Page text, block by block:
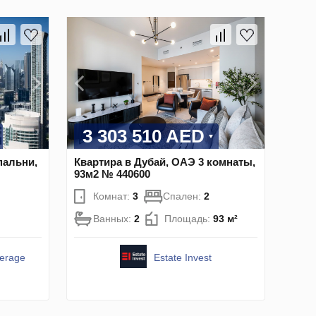
3 303 510 AED
Квартира в Дубай, ОАЭ 3 комнаты,
93м2 № 440600
Комнат: 3 Спален: 2
Ванных: 2 Площадь: 93 м²
Estate Invest